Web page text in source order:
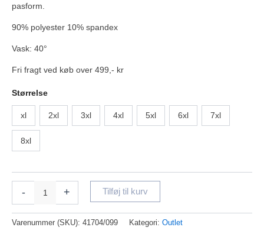
pasform.
90% polyester 10% spandex
Vask: 40°
Fri fragt ved køb over 499,- kr
Størrelse
xl 2xl 3xl 4xl 5xl 6xl 7xl
8xl
- + Tilføj til kurv
Varenummer (SKU): 41704/099 Kategori: Outlet